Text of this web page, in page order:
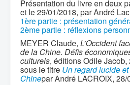
Présentation du livre en deux
et le 29/01/2018, par André
1ère partie : présentation
2ème partie : réflexions
MEYER Claude, L’Occident
de la Chine. Défis
culturels, éditions Odile
sous le titre Un regard lucide
Chinepar André LACROIX, 28/